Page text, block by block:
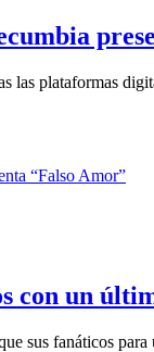
las plataformas
con un
sus fanáticos